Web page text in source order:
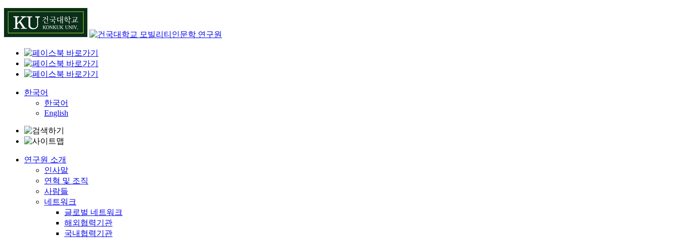
Skip
content
한국어
한국어
English
연구원 소개
인사말
연혁 및 조직
사람들
네트워크
글로벌 네트워크
해외협력기관
국내협력기관